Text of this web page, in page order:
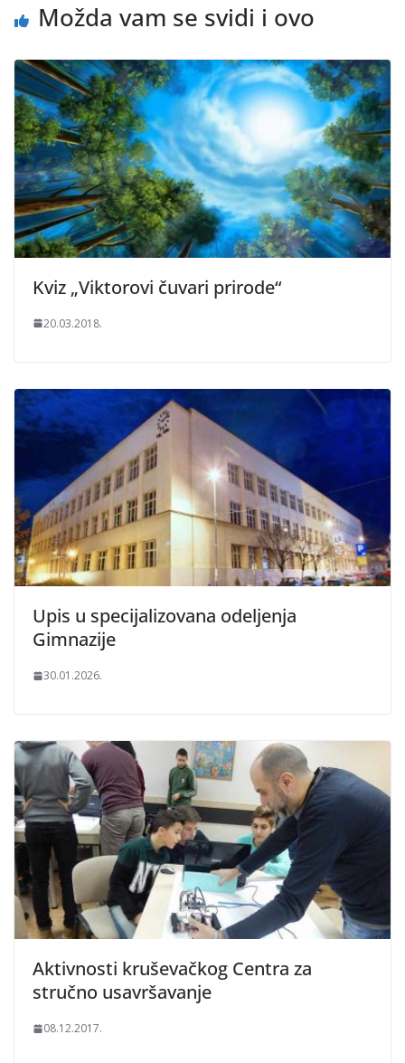
Možda vam se svidi i ovo
Kviz „Viktorovi čuvari prirode“
20.03.2018.
Upis u specijalizovana odeljenja
Gimnazije
30.01.2026.
Aktivnosti kruševačkog Centra za
stručno usavršavanje
08.12.2017.